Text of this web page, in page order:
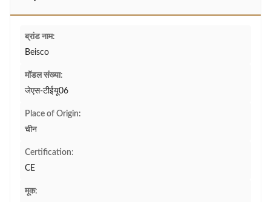
ब्रांड नाम:
Beisco
मॉडल संख्या:
जेएस-टीईयू06
Place of Origin:
चीन
Certification:
CE
मूक: